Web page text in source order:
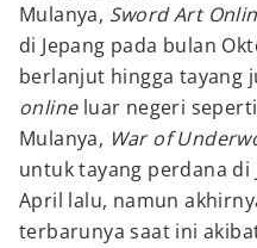
Mulanya, Sword Art
di Jepang pada bulan
berlanjut hingga tayang
online luar negeri
Mulanya, War of
untuk tayang perdana di
April lalu, namun
terbarunya saat ini